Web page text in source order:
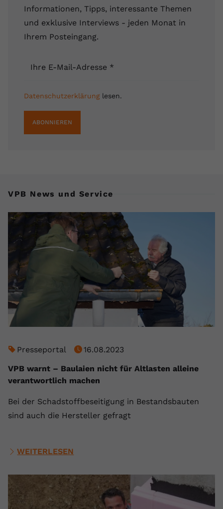
Informationen, Tipps, interessante Themen
und exklusive Interviews - jeden Monat in
Ihrem Posteingang.
Ihre E-Mail-Adresse *
Datenschutzerklärunglesen.
ABONNIEREN
VPB News und Service
Presseportal
16.08.2023
VPB warnt – Baulaien nicht für Altlasten alleine
verantwortlich machen
Bei der Schadstoffbeseitigung in Bestandsbauten
sind auch die Hersteller gefragt
WEITERLESEN